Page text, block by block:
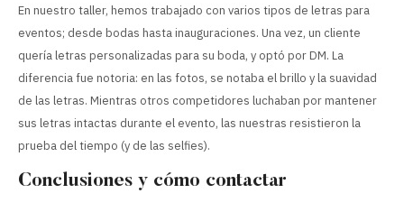
En nuestro taller, hemos trabajado con varios tipos de letras para
eventos; desde bodas hasta inauguraciones. Una vez, un cliente
quería letras personalizadas para su boda, y optó por DM. La
diferencia fue notoria: en las fotos, se notaba el brillo y la suavidad
de las letras. Mientras otros competidores luchaban por mantener
sus letras intactas durante el evento, las nuestras resistieron la
prueba del tiempo (y de las selfies).
Conclusiones y cómo contactar